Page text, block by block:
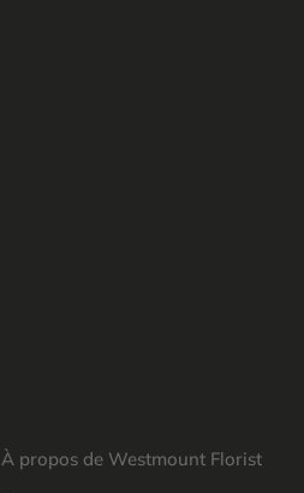
À propos de Westmount Florist